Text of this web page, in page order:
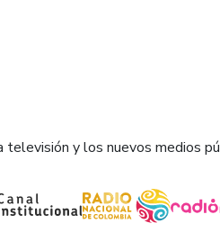
televisión y los nuevos medios